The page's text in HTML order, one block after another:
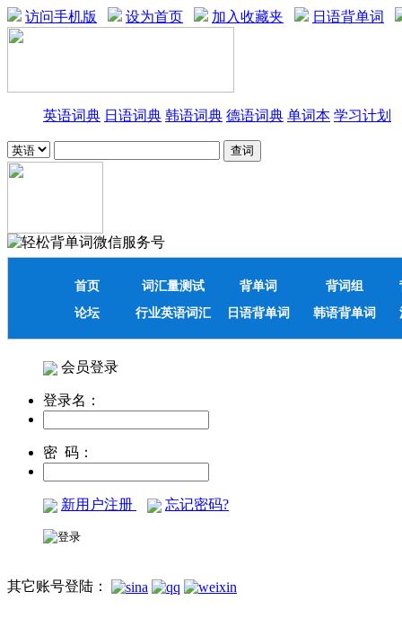
访问手机版 设为首页 加入收藏夹 日语背单词
英语词典 日语词典 韩语词典 德语词典 单词本 学习计划
首页 词汇量测试 背单词 背词组
论坛
行业英语词汇 日语背单词 韩语背单词
会员登录
登录名：
密 码：
新用户注册 忘记密码?
其它账号登陆：